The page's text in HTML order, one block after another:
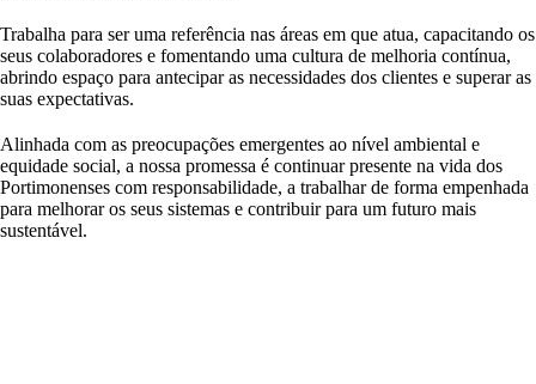
Trabalha para ser uma referência nas áreas em que atua, capacitando os
seus colaboradores e fomentando uma cultura de melhoria contínua,
abrindo espaço para antecipar as necessidades dos clientes e superar as
suas expectativas.
Alinhada com as preocupações emergentes ao nível ambiental e
equidade social, a nossa promessa é continuar presente na vida dos
Portimonenses com responsabilidade, a trabalhar de forma empenhada
para melhorar os seus sistemas e contribuir para um futuro mais
sustentável.